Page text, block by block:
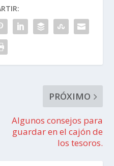
PRÓXIMO
Algunos consejos para
guardar en el cajón de
los tesoros.